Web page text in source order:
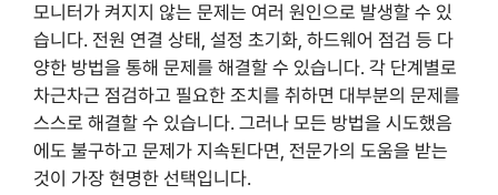
모니터가 켜지지 않는 문제는 여러 원인으로 발생할 수 있
습니다. 전원 연결 상태, 설정 초기화, 하드웨어 점검 등 다
양한 방법을 통해 문제를 해결할 수 있습니다. 각 단계별로
차근차근 점검하고 필요한 조치를 취하면 대부분의 문제를
스스로 해결할 수 있습니다. 그러나 모든 방법을 시도했음
에도 불구하고 문제가 지속된다면, 전문가의 도움을 받는
것이 가장 현명한 선택입니다.